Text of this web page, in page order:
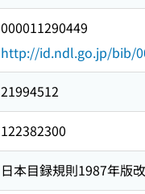
000011290449
http://id.ndl.go.jp/bib/
21994512
122382300
日本目録規則1987年版